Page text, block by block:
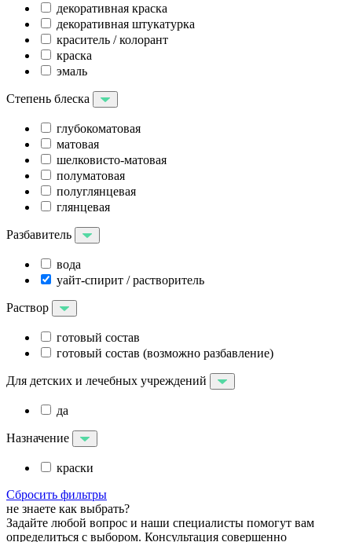
декоративная краска
декоративная штукатурка
краситель / колорант
краска
эмаль
Степень блеска
глубокоматовая
матовая
шелковисто-матовая
полуматовая
полуглянцевая
глянцевая
Разбавитель
вода
уайт-спирит / растворитель
Раствор
готовый состав
готовый состав (возможно разбавление)
Для детских и лечебных учреждений
да
Назначение
краски
Сбросить фильтры
не знаете как выбрать?
Задайте любой вопрос и наши специалисты помогут вам
определиться с выбором. Консультация совершенно